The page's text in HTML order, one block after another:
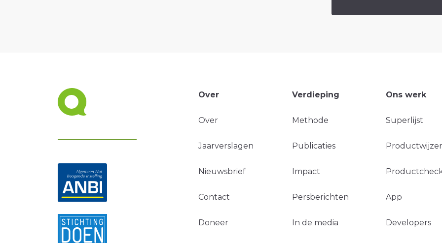
Over
Over
Jaarverslagen
Nieuwsbrief
Contact
Doneer
Verdieping
Methode
Publicaties
Impact
Persberichten
In de media
Ons werk
Superlijst
App
Developers